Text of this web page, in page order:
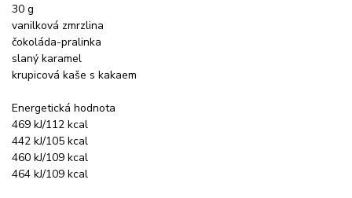
30 g
vanilková zmrzlina
čokoláda-pralinka
slaný karamel
krupicová kaše s kakaem
Energetická hodnota
469 kJ/112 kcal
442 kJ/105 kcal
460 kJ/109 kcal
464 kJ/109 kcal